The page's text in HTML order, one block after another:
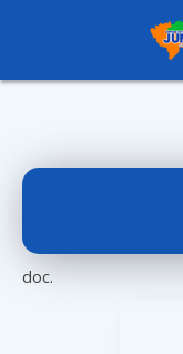
doc.